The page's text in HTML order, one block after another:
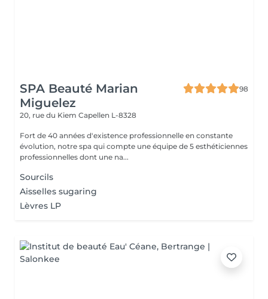
SPA Beauté Marian
Miguelez
98
20, rue du Kiem Capellen L-8328
Fort de 40 années d'existence professionnelle en constante
évolution, notre spa qui compte une équipe de 5 esthéticiennes
professionnelles dont une na...
Sourcils
Aisselles sugaring
Lèvres LP